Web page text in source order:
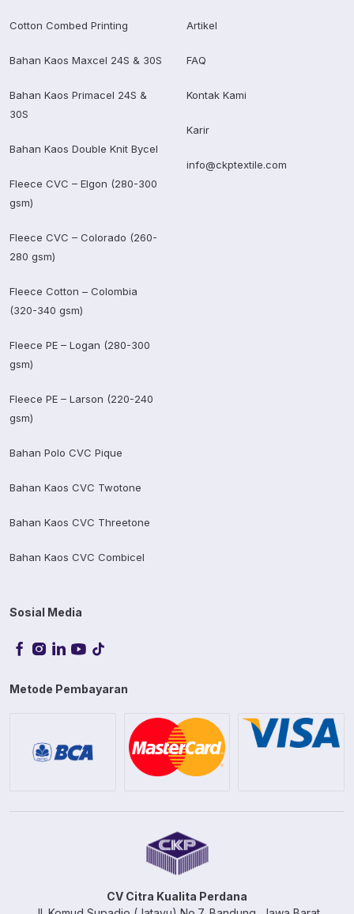
Cotton Combed Printing
Bahan Kaos Maxcel 24S & 30S
Bahan Kaos Primacel 24S &
30S
Bahan Kaos Double Knit Bycel
Fleece CVC – Elgon (280-300
gsm)
Fleece CVC – Colorado (260-
280 gsm)
Fleece Cotton – Colombia
(320-340 gsm)
Fleece PE – Logan (280-300
gsm)
Fleece PE – Larson (220-240
gsm)
Bahan Polo CVC Pique
Bahan Kaos CVC Twotone
Bahan Kaos CVC Threetone
Bahan Kaos CVC Combicel
Artikel
FAQ
Kontak Kami
Karir
info@ckptextile.com
Sosial Media
Metode Pembayaran
CV Citra Kualita Perdana